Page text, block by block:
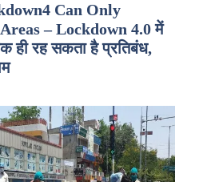
Can Only
– Lockdown 4.0 में
ही रह सकता है प्रतिबंध,